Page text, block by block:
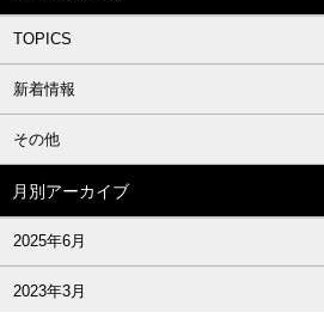
TOPICS
新着情報
その他
月別アーカイブ
2025年6月
2023年3月